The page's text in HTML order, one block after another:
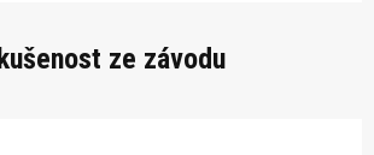
ze závodu